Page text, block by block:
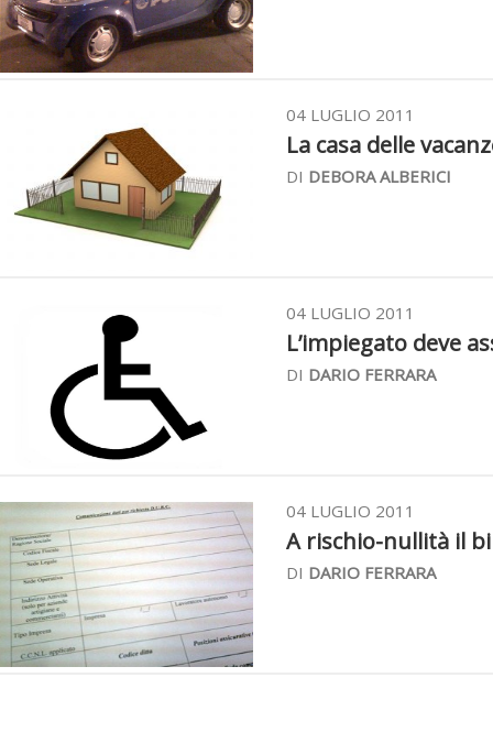
04 LUGLIO 2011
La casa delle
DI DEBORA ALBERICI
04 LUGLIO 2011
L’impiegato deve
DI DARIO FERRARA
04 LUGLIO 2011
A rischio-nullità il
DI DARIO FERRARA